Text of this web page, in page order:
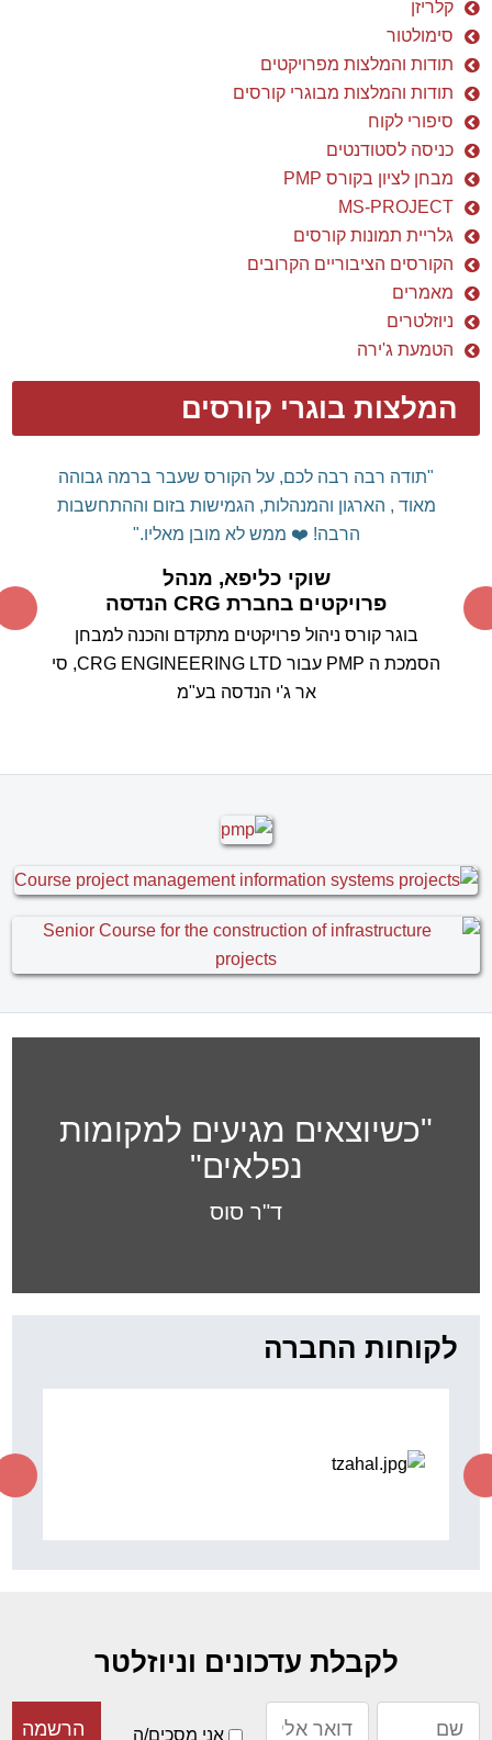
קלריזן
סימולטור
תודות והמלצות מפרויקטים
תודות והמלצות מבוגרי קורסים
סיפורי לקוח
כניסה לסטודנטים
מבחן לציון בקורס PMP
MS-PROJECT
גלריית תמונות קורסים
הקורסים הציבוריים הקרובים
מאמרים
ניוזלטרים
הטמעת ג'ירה
המלצות בוגרי קורסים
דן שלום רב,רצינו להודות אישית על הקורס המלמד
והמועיל.עשית לנו "סדר" בשימוש מושכלMS
PROJECTבכליהוכיצד ניתן לרתום אותו לטובתנו ולא
הרב ועל העצות החשובות.אין דומה לימוד כלי מסוג זה
ממומחה תוכן עם ניסיון רב שעוסק באופן פעיל בניהול
הפרויקטים, ללימוד קורס "בית ספר"
אין ספק
שהבחירה בך להעברת הקורס הייתה בחירה מוצלחת
מקבוצת פלסאון
"כשיוצאים מגיעים למקומות
נפלאים"
ד"ר סוס